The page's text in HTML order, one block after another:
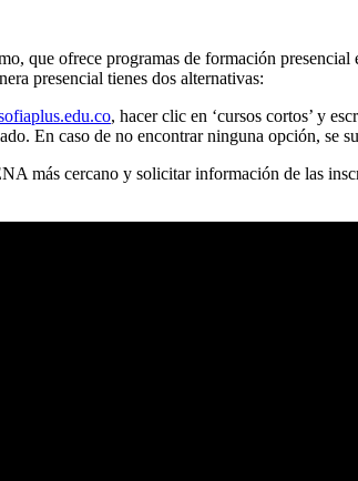
que ofrece programas de formación
presencial tienes dos alternativas:
, hacer clic en ‘cursos cortos’ y
En caso de no encontrar ninguna opción, se
más cercano y solicitar información de las